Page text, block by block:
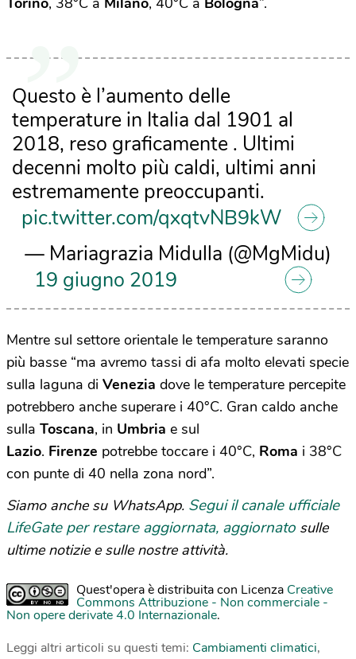
Questo è l’aumento delle
temperature in Italia dal 1901 al
2018, reso graficamente . Ultimi
decenni molto più caldi, ultimi anni
estremamente preoccupanti.
pic.twitter.com/qxqtvNB9kW
— Mariagrazia Midulla (@MgMidu)
19 giugno 2019
Mentre sul settore orientale le temperature saranno
più basse “ma avremo tassi di afa molto elevati specie
sulla laguna di Venezia dove le temperature percepite
potrebbero anche superare i 40°C. Gran caldo anche
sulla Toscana, in Umbria e sul
Lazio. Firenze potrebbe toccare i 40°C, Roma i 38°C
con punte di 40 nella zona nord”.
Siamo anche su WhatsApp. Segui il canale ufficiale
LifeGate per restare aggiornata, aggiornato sulle
ultime notizie e sulle nostre attività.
Quest'opera è distribuita con Licenza Creative
Commons Attribuzione - Non commerciale -
Non opere derivate 4.0 Internazionale.
Leggi altri articoli su questi temi: Cambiamenti climatici,